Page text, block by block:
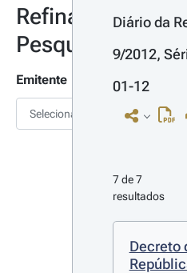
Refinar
Pesquisa
Emitente
Selecionar
Diário da
9/2012,
01-12
7 de 7
resultados
Decreto